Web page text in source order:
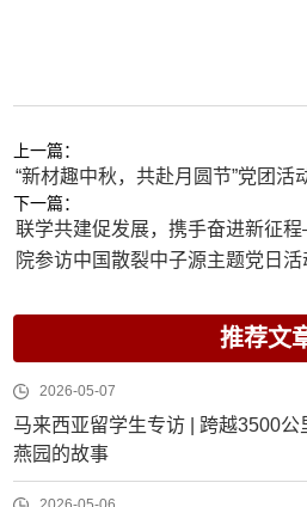
上一篇：
“新材趣中秋，共赴月圆节”党团活
下一篇：
联学共建促发展，携手奋进新征
院参访中国散裂中子源主题党日
推荐文
2026-05-07
马来西亚留学生专访 | 跨越3500
燕园的故事